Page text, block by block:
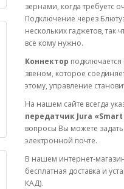
зернами, когда требуетс
Подключение через
нескольких гаджетов, так
все кому нужно.
Коннектор подключается
звеном, которое
этому, управление
На нашем сайте всегда
передатчик Jura
вопросы Вы можете
электронной почте.
В нашем интернет-
бесплатная доставка и
КАД).